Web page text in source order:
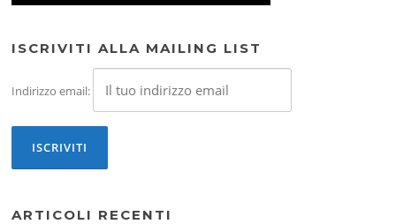
ISCRIVITI ALLA MAILING LIST
Indirizzo email:
ARTICOLI RECENTI